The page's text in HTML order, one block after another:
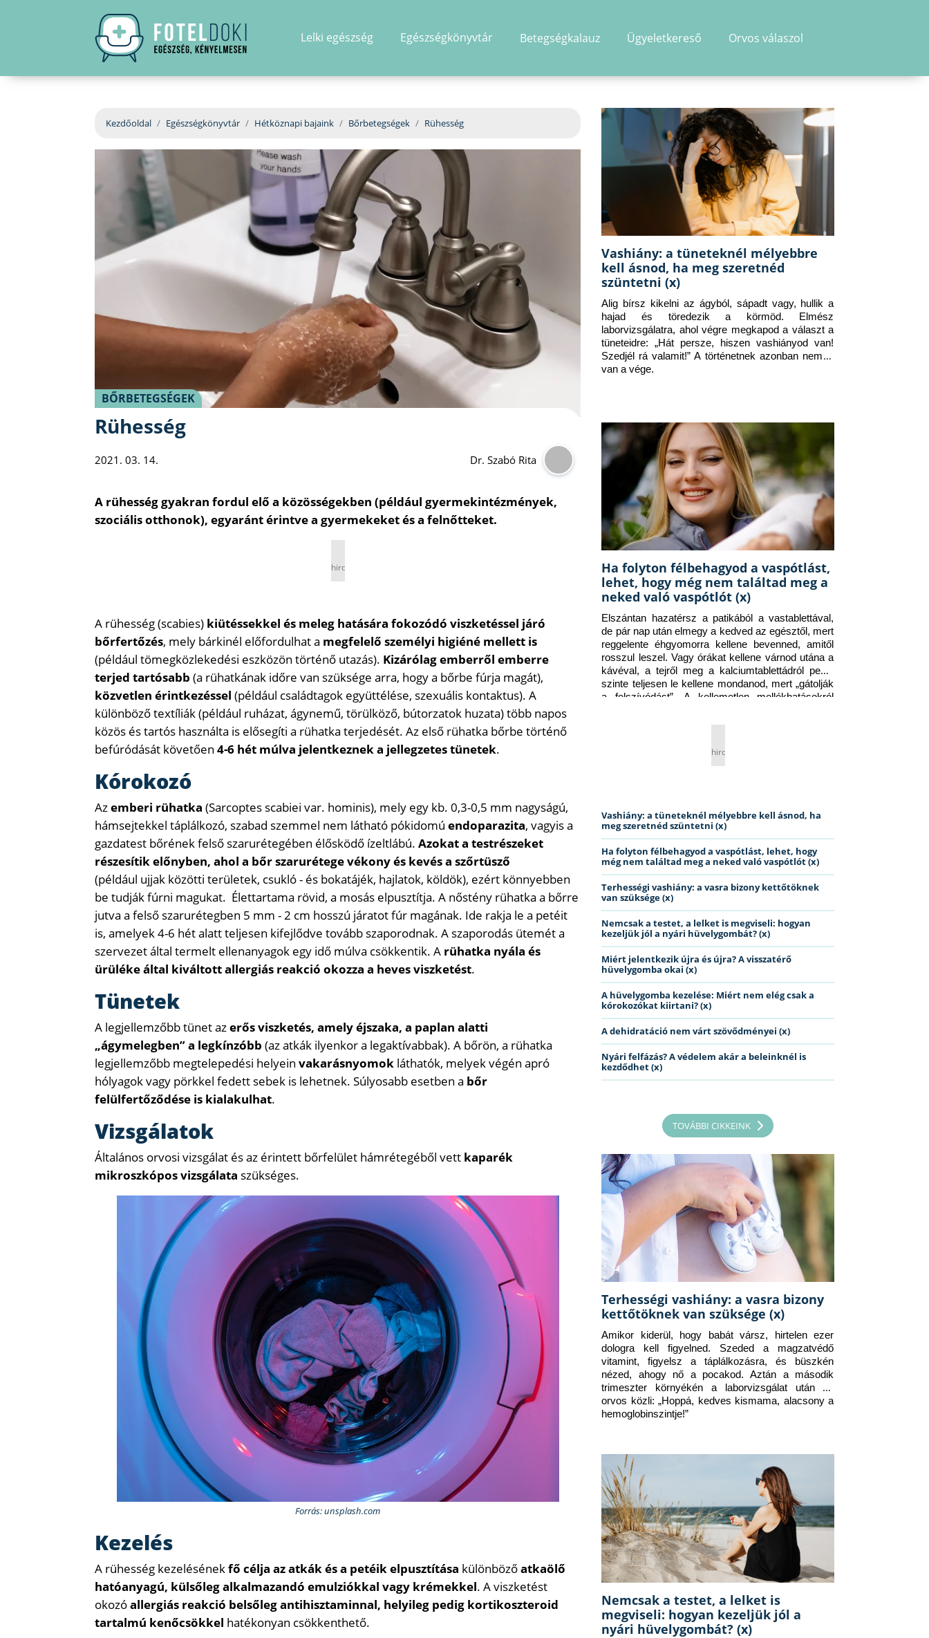
Lelki egészség Egészségkönyvtár Betegségkalauz Ügyeletkereső Orvos válaszol
Kezdőoldal Egészségkönyvtár Hétköznapi bajaink Bőrbetegségek Rühesség
BŐRBETEGSÉGEK
Rühesség
2021. 03. 14. Dr. Szabó Rita
A rühesség gyakran fordul elő a közösségekben (például gyermekintézmények,
szociális otthonok), egyaránt érintve a gyermekeket és a felnőtteket.
hirdetés
A rühesség (scabies) kiütéssekkel és meleg hatására fokozódó viszketéssel járó
bőrfertőzés, mely bárkinél előfordulhat a megfelelő személyi higiéné mellett is
(például tömegközlekedési eszközön történő utazás). Kizárólag emberről emberre
terjed tartósabb (a rühatkának időre van szüksége arra, hogy a bőrbe fúrja magát),
közvetlen érintkezéssel (például családtagok együttélése, szexuális kontaktus). A
különböző textíliák (például ruházat, ágynemű, törülköző, bútorzatok huzata) több napos
közös és tartós használta is elősegíti a rühatka terjedését. Az első rühatka bőrbe történő
befúródását követően 4-6 hét múlva jelentkeznek a jellegzetes tünetek.
Kórokozó
Azemberi rühatka (Sarcoptes scabiei var. hominis), mely egy kb. 0,3-0,5 mm nagy­ságú,
hámsejtekkel táplálkozó, szabad szemmel nem látható pókidomú endoparazita, vagyis a
gazdatest bőrének felső szarurétegében élősködő ízeltlábú. Azokat a testrésze­ket
részesítik előnyben, ahol a bőr szarurétege vékony és kevés a szőrtüsző
(például ujjak közötti területek, csukló - és bokatájék, hajlatok, köldök), ezért könnyebben
be tudják fúrni magukat. Élettartama rövid, a mosás elpusztítja. A nőstény rühatka a bőrre
jutva a felső szarurétegben 5 mm - 2 cm hosszú járatot fúr magának. Ide rakja le a petéit
is, amelyek 4-6 hét alatt teljesen kifejlődve tovább szaporodnak. A szaporodás ütemét a
szervezet által termelt ellenanyagok egy idő múlva csökkentik. A rühatka nyála és
ürüléke által kiváltott allergiás reakció okozza a heves viszketést.
Tünetek
A legjellemzőbb tünet azerős viszketés, amely éjszaka, a paplan alatti
„ágymelegben” a legkínzóbb (az atkák ilyenkor a legaktívabbak). A bőrön, a rühatka
legjellemzőbb megtelepedési helyein vakarásnyomok láthatók, melyek végén apró
hólyagok vagy pörkkel fedett sebek is lehetnek. Súlyosabb esetben a bőr
felülfertőződése is kialakulhat.
Vizsgálatok
Általános orvosi vizsgálat és az érintett bőrfelület hámrétegéből vett kaparék
mikroszkópos vizsgálata szükséges.
Forrás: unsplash.com
Kezelés
A rühesség kezelésénekfő célja az atkák és a petéik elpusztítása különbözőatkaölő
hatóanyagú, külsőleg alkalmazandó emulziókkal vagy krémekkel. A viszketést
okozóallergiás reakció belsőleg antihisztaminnal, helyileg pedig kortikoszteroid
tartalmú kenőcsökkel hatékonyan csökkenthető.
Vashiány: a tüneteknél mélyebbre
kell ásnod, ha meg szeretnéd
szüntetni (x)
Alig bírsz kikelni az ágyból, sápadt vagy, hullik a
hajad és töredezik a körmöd. Elmész
laborvizsgálatra, ahol végre megkapod a választ a
tüneteidre: „Hát persze, hiszen vashiányod van!
Szedjél rá valamit!” A történetnek azonban nem itt
van a vége.
Ha folyton félbehagyod a vaspótlást,
lehet, hogy még nem találtad meg a
neked való vaspótlót (x)
Elszántan hazatérsz a patikából a vastablettával,
de pár nap után elmegy a kedved az egésztől, mert
reggelente éhgyomorra kellene bevenned, amitől
rosszul leszel. Vagy órákat kellene várnod utána a
kávéval, a tejről meg a kalciumtablettádról pedig
szinte teljesen le kellene mondanod, mert „gátolják
a felszívódást”. A kellemetlen mellékhatásokról
hirdetés
Vashiány: a tüneteknél mélyebbre kell ásnod, ha
meg szeretnéd szüntetni (x)
Ha folyton félbehagyod a vaspótlást, lehet, hogy
még nem találtad meg a neked való vaspótlót (x)
Terhességi vashiány: a vasra bizony kettőtöknek
van szüksége (x)
Nemcsak a testet, a lelket is megviseli: hogyan
kezeljük jól a nyári hüvelygombát? (x)
Miért jelentkezik újra és újra? A visszatérő
hüvelygomba okai (x)
A hüvelygomba kezelése: Miért nem elég csak a
kórokozókat kiirtani? (x)
A dehidratáció nem várt szövődményei (x)
Nyári felfázás? A védelem akár a beleinknél is
kezdődhet (x)
TOVÁBBI CIKKEINK
Terhességi vashiány: a vasra bizony
kettőtöknek van szüksége (x)
Amikor kiderül, hogy babát vársz, hirtelen ezer
dologra kell figyelned. Szeded a magzatvédő
vitamint, figyelsz a táplálkozásra, és büszkén
nézed, ahogy nő a pocakod. Aztán a második
trimeszter környékén a laborvizsgálat után az
orvos közli: „Hoppá, kedves kismama, alacsony a
hemoglobinszintje!”
Nemcsak a testet, a lelket is
megviseli: hogyan kezeljük jól a
nyári hüvelygombát? (x)